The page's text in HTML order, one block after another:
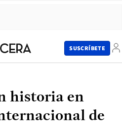
SUSCRÍBETE
historia en
de